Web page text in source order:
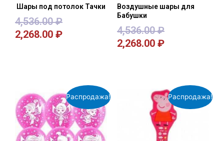
Шары под потолок Тачки
4,536.00₽
2,268.00 ₽
Воздушные шары для
Бабушки
4,536.00₽
2,268.00 ₽
Распродажа! Распродажа!